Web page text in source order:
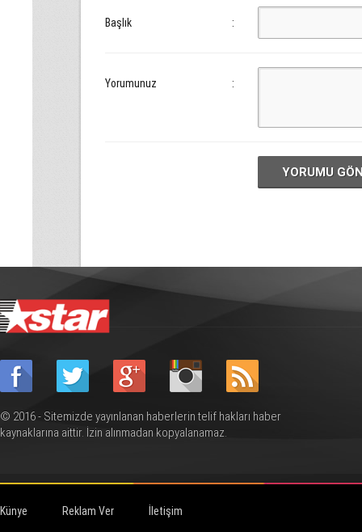
Başlık :
Yorumunuz :
YORUMU
© 2016 - Sitemizde yayınlanan haberlerin telif hakları haber
kaynaklarına aittir. İzin alınmadan kopyalanamaz.
Künye Reklam Ver İletişim